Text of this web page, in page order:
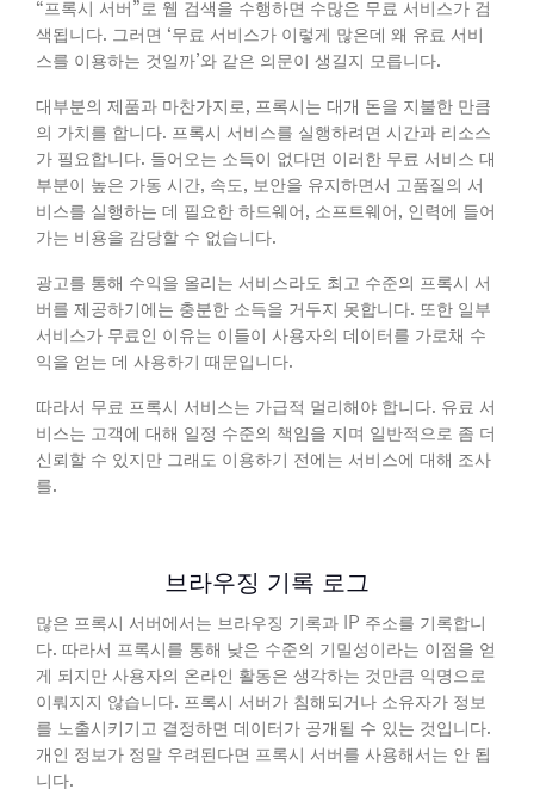
“프록시 서버”로 웹 검색을 수행하면 수많은 무료 서비스가 검
색됩니다. 그러면 ‘무료 서비스가 이렇게 많은데 왜 유료 서비
스를 이용하는 것일까’와 같은 의문이 생길지 모릅니다.
대부분의 제품과 마찬가지로, 프록시는 대개 돈을 지불한 만큼
의 가치를 합니다. 프록시 서비스를 실행하려면 시간과 리소스
가 필요합니다. 들어오는 소득이 없다면 이러한 무료 서비스 대
부분이 높은 가동 시간, 속도, 보안을 유지하면서 고품질의 서
비스를 실행하는 데 필요한 하드웨어, 소프트웨어, 인력에 들어
가는 비용을 감당할 수 없습니다.
광고를 통해 수익을 올리는 서비스라도 최고 수준의 프록시 서
버를 제공하기에는 충분한 소득을 거두지 못합니다. 또한 일부
서비스가 무료인 이유는 이들이 사용자의 데이터를 가로채 수
익을 얻는 데 사용하기 때문입니다.
따라서 무료 프록시 서비스는 가급적 멀리해야 합니다. 유료 서
비스는 고객에 대해 일정 수준의 책임을 지며 일반적으로 좀 더
신뢰할 수 있지만 그래도 이용하기 전에는 서비스에 대해 조사
를.
브라우징 기록 로그
많은 프록시 서버에서는 브라우징 기록과 IP 주소를 기록합니
다. 따라서 프록시를 통해 낮은 수준의 기밀성이라는 이점을 얻
게 되지만 사용자의 온라인 활동은 생각하는 것만큼 익명으로
이뤄지지 않습니다. 프록시 서버가 침해되거나 소유자가 정보
를 노출시키기고 결정하면 데이터가 공개될 수 있는 것입니다.
개인 정보가 정말 우려된다면 프록시 서버를 사용해서는 안 됩
니다.